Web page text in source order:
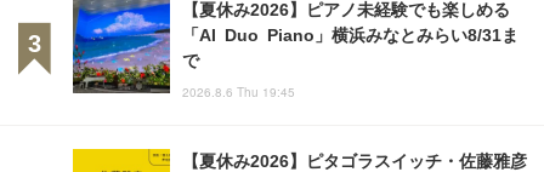
【夏休み2026】ピアノ未経験でも楽しめる
「AI Duo Piano」横浜みなとみらい8/31ま
で
2026.8.6 Thu 19:45
【夏休み2026】ピタゴラスイッチ・佐藤雅彦